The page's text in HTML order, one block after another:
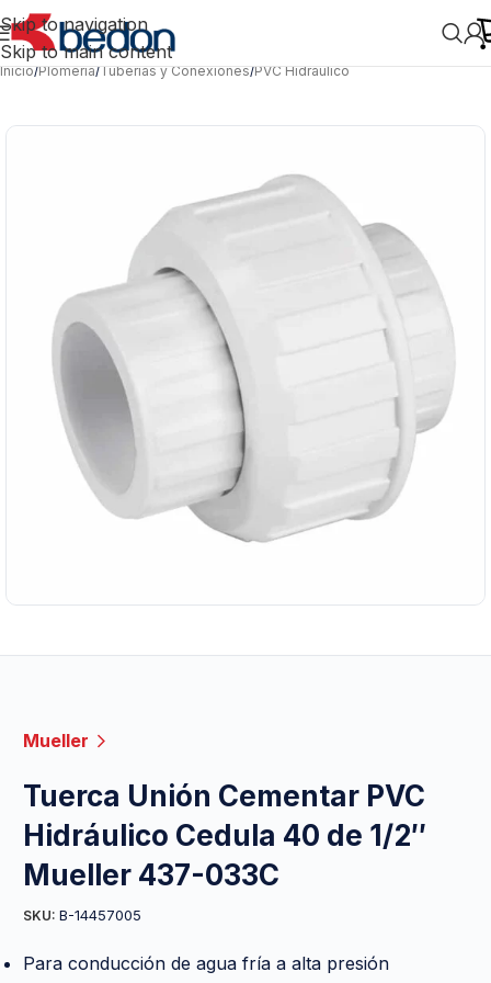
Skip to navigation
Skip to main content
Inicio/Plomería/Tuberías y Conexiones/PVC Hidráulico
Mueller
Tuerca Unión Cementar PVC
Hidráulico Cedula 40 de 1/2″
Mueller 437-033C
SKU: B-14457005
Para conducción de agua fría a alta presión